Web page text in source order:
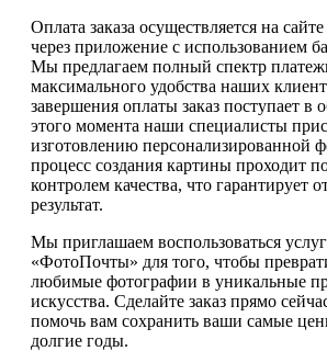
Оплата заказа осуществляется на
через приложение с использованием
Мы предлагаем полный спектр
максимального удобства наших
завершения оплаты заказ поступает в
этого момента наши специалисты
изготовлению персонализированной
процесс создания картины проходит
контролем качества, что гарантирует
результат.
Мы приглашаем воспользоваться
«ФотоПочты» для того, чтобы
любимые фотографии в уникальные
искусства. Сделайте заказ прямо
помочь вам сохранить ваши самые
долгие годы.